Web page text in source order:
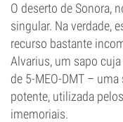
O deserto de Sonora,
singular. Na verdade,
recurso bastante
Alvarius, um sapo
de 5-MEO-DMT –
potente, utilizada
imemoriais.